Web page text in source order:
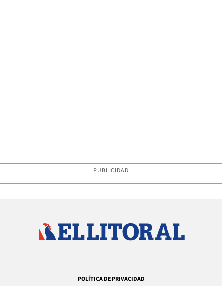
PUBLICIDAD
POLÍTICA DE PRIVACIDAD